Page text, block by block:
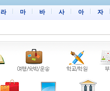
라 마 바 사 아 자